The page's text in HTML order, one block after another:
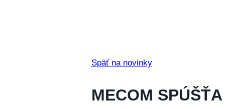
Späť na novinky
MECOM SPÚŠŤA